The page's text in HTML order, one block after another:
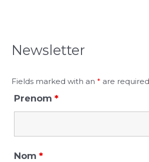
c
f
o
Newsletter
Fields marked with an* are required
Prenom*
Nom*